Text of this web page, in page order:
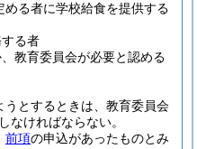
める者に学校給食を提供する
る者
教育委員会が必要と認める
とするときは、教育委員会
なければならない。
前項の申込があったものとみ